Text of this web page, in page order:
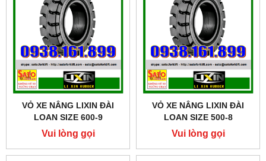
VỎ XE NÂNG LIXIN ĐÀI
LOAN SIZE 600-9
Vui lòng gọi
VỎ XE NÂNG LIXIN ĐÀI
LOAN SIZE 500-8
Vui lòng gọi